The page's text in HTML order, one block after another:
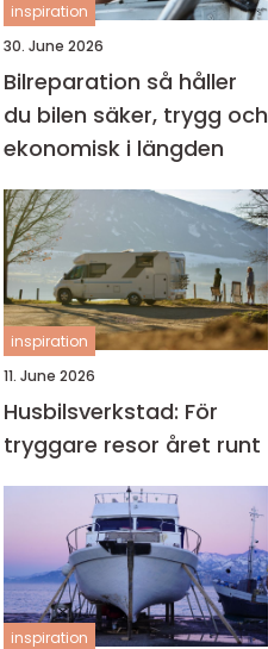
inspiration
30. June 2026
Bilreparation så håller
du bilen säker, trygg och
ekonomisk i längden
inspiration
11. June 2026
Husbilsverkstad: För
tryggare resor året runt
inspiration